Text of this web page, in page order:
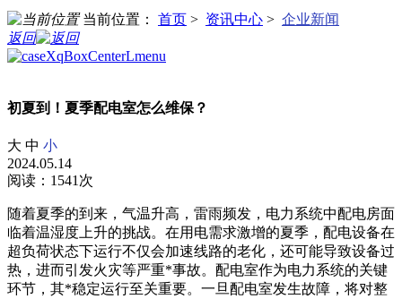
当前位置： 首页 > 资讯中心 > 企业新闻
返回
初夏到！夏季配电室怎么维保？
大 中 小
2024.05.14
阅读：1541次
随着夏季的到来，气温升高，雷雨频发，电力系统中配电房面
临着温湿度上升的挑战。在用电需求激增的夏季，配电设备在
超负荷状态下运行不仅会加速线路的老化，还可能导致设备过
热，进而引发火灾等严重*事故。配电室作为电力系统的关键
环节，其*稳定运行至关重要。一旦配电室发生故障，将对整